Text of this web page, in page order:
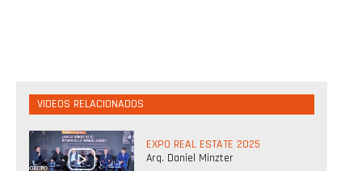
VIDEOS RELACIONADOS
EXPO REAL ESTATE 2025
Arq. Daniel Minzter